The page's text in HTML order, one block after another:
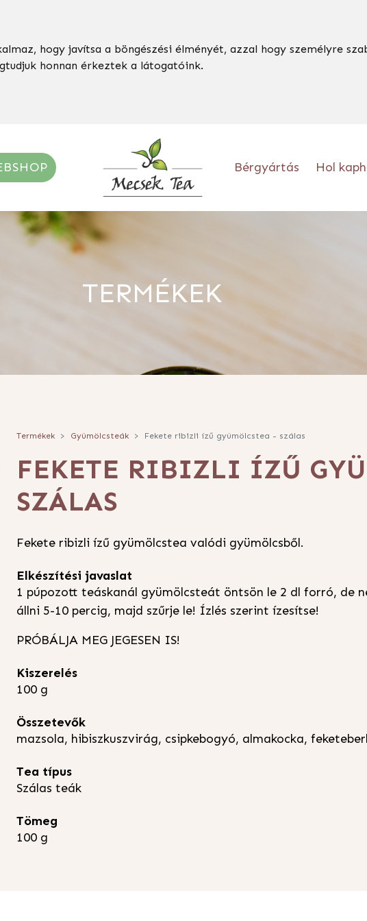
hogy javítsa a böngészési élményét, azzal hogy személyre
honnan érkeztek a látogatóink.
Bérgyártás Hol
TERMÉKEK
Termékek Gyümölcsteák Fekete ribizli ízű gyümölcstea - szálas
FEKETE RIBIZLI ÍZŰ
SZÁLAS
Fekete ribizli ízű gyümölcstea valódi gyümölcsből.
Elkészítési javaslat
1 púpozott teáskanál gyümölcsteát öntsön le 2 dl forró, de
állni 5-10 percig, majd szűrje le! Ízlés szerint ízesítse!
PRÓBÁLJA MEG JEGESEN IS!
Kiszerelés
100 g
Összetevők
mazsola, hibiszkuszvirág, csipkebogyó, almakocka,
Tea típus
Szálas teák
Tömeg
100 g